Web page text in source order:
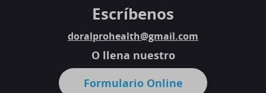
Escríbenos
doralprohealth@gmail.com
O llena nuestro
Formulario Online